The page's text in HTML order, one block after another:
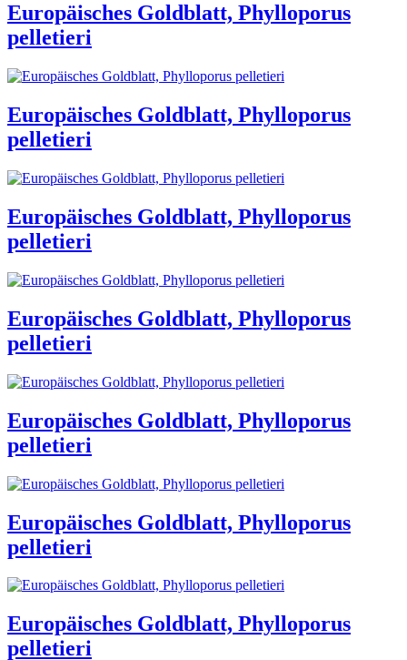
Europäisches Goldblatt, Phylloporus
pelletieri
Europäisches Goldblatt, Phylloporus
pelletieri
Europäisches Goldblatt, Phylloporus
pelletieri
Europäisches Goldblatt, Phylloporus
pelletieri
Europäisches Goldblatt, Phylloporus
pelletieri
Europäisches Goldblatt, Phylloporus
pelletieri
Europäisches Goldblatt, Phylloporus
pelletieri